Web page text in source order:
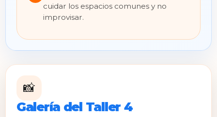
cuidar los espacios comunes y no
improvisar.
📸
Galería del Taller 4